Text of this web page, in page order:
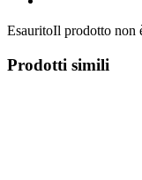
EsauritoIl prodotto non
Prodotti simili